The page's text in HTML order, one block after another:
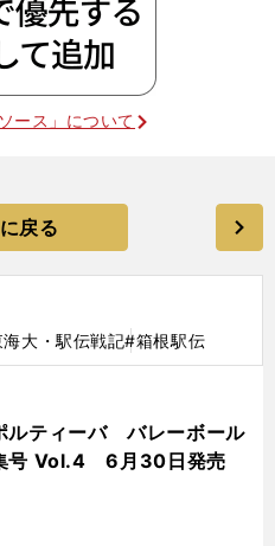
ース」について
戻る
大・駅伝戦記#箱根駅伝
ルティーバ バレーボール
号 Vol.4 6月30日発売